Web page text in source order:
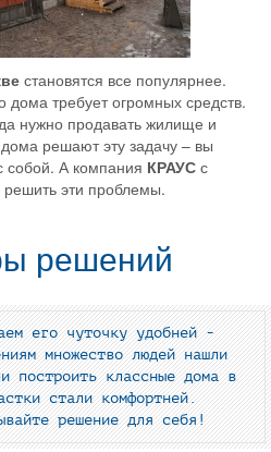
становятся все популярнее.
дома требует огромных средств.
нужно продавать жилище и
решают эту задачу – вы
собой. А компания КРАУС с
эти проблемы.
решений
его чуточку удобней -
множество людей нашли
построить классные дома в
стали комфортней.
решение для себя!